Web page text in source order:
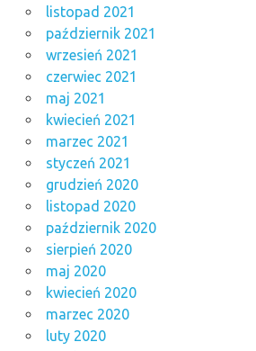
listopad 2021
październik 2021
wrzesień 2021
czerwiec 2021
maj 2021
kwiecień 2021
marzec 2021
styczeń 2021
grudzień 2020
listopad 2020
październik 2020
sierpień 2020
maj 2020
kwiecień 2020
marzec 2020
luty 2020